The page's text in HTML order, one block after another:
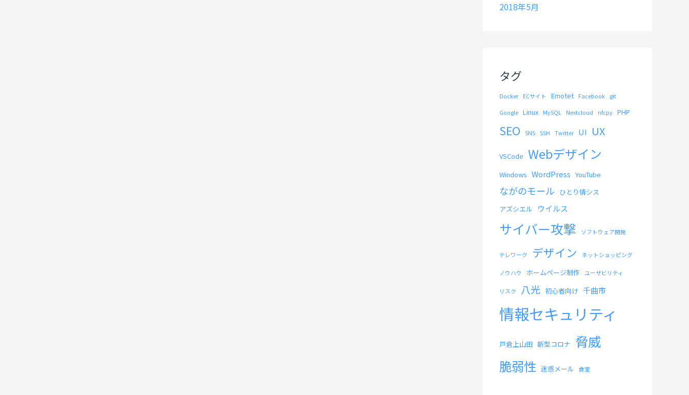
2018年5月
タグ
Docker ECサイト Emotet Facebook git
Google Linux MySQL Nextcloud nfcpy PHP
SEO SNS SSH Twitter UI UX
VSCode Webデザイン
Windows WordPress YouTube
ながのモール ひとり情シス
アズシエル
ウイルス
サイバー攻撃 ソフトウェア開発
テレワーク デザイン ネットショッピング
ノウハウ ホームページ制作 ユーザビリティ
リスク 八光 初心者向け 千曲市
情報セキュリティ
戸倉上山田 新型コロナ 脅威
脆弱性 迷惑メール 食堂